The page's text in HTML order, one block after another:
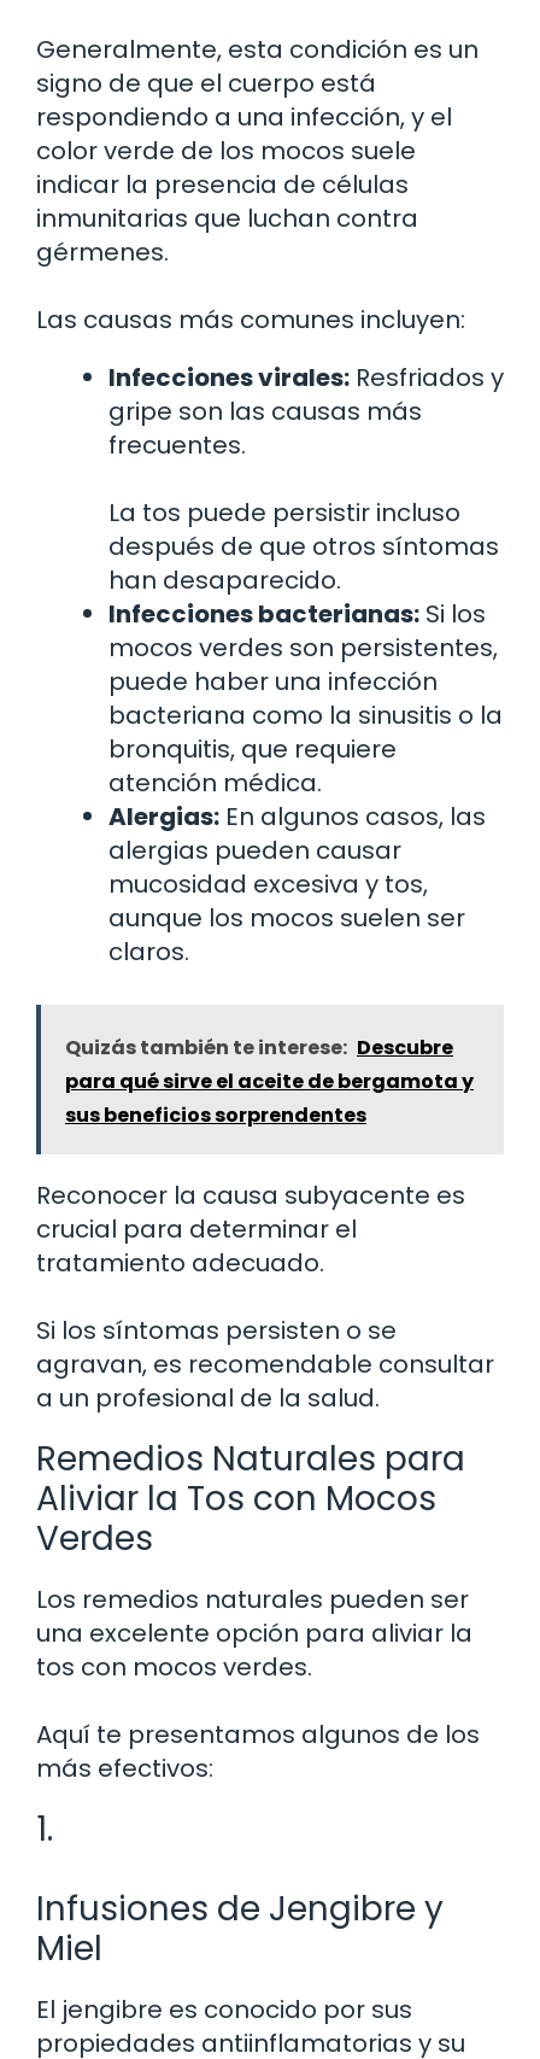
Generalmente, esta condición es un
signo de que el cuerpo está
respondiendo a una infección, y el
color verde de los mocos suele
indicar la presencia de células
inmunitarias que luchan contra
gérmenes.
Las causas más comunes incluyen:
Infecciones virales: Resfriados y
gripe son las causas más
frecuentes.
La tos puede persistir incluso
después de que otros síntomas
han desaparecido.
Infecciones bacterianas: Si los
mocos verdes son persistentes,
puede haber una infección
bacteriana como la sinusitis o la
bronquitis, que requiere
atención médica.
Alergias: En algunos casos, las
alergias pueden causar
mucosidad excesiva y tos,
aunque los mocos suelen ser
claros.
Quizás también te interese: Descubre
para qué sirve el aceite de bergamota y
sus beneficios sorprendentes
Reconocer la causa subyacente es
crucial para determinar el
tratamiento adecuado.
Si los síntomas persisten o se
agravan, es recomendable consultar
a un profesional de la salud.
Remedios Naturales para
Aliviar la Tos con Mocos
Verdes
Los remedios naturales pueden ser
una excelente opción para aliviar la
tos con mocos verdes.
Aquí te presentamos algunos de los
más efectivos:
1.
Infusiones de Jengibre y
Miel
El jengibre es conocido por sus
propiedades antiinflamatorias y su